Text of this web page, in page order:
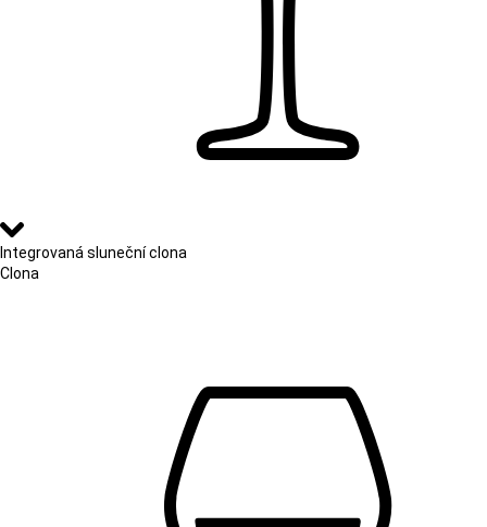
Integrovaná sluneční clona
Clona